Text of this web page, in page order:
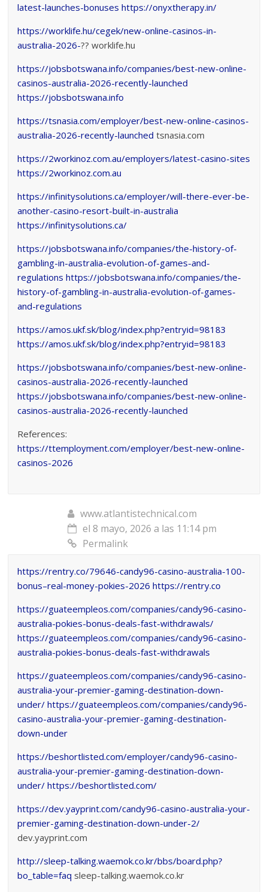
latest-launches-bonuses https://onyxtherapy.in/
https://worklife.hu/cegek/new-online-casinos-in-
australia-2026-?? worklife.hu
https://jobsbotswana.info/companies/best-new-online-
casinos-australia-2026-recently-launched
https://jobsbotswana.info
https://tsnasia.com/employer/best-new-online-casinos-
australia-2026-recently-launched tsnasia.com
https://2workinoz.com.au/employers/latest-casino-sites
https://2workinoz.com.au
https://infinitysolutions.ca/employer/will-there-ever-be-
another-casino-resort-built-in-australia
https://infinitysolutions.ca/
https://jobsbotswana.info/companies/the-history-of-
gambling-in-australia-evolution-of-games-and-
regulations https://jobsbotswana.info/companies/the-
history-of-gambling-in-australia-evolution-of-games-
and-regulations
https://amos.ukf.sk/blog/index.php?entryid=98183
https://amos.ukf.sk/blog/index.php?entryid=98183
https://jobsbotswana.info/companies/best-new-online-
casinos-australia-2026-recently-launched
https://jobsbotswana.info/companies/best-new-online-
casinos-australia-2026-recently-launched
References:
https://ttemployment.com/employer/best-new-online-
casinos-2026
www.atlantistechnical.com
el 8 mayo, 2026 a las 11:14 pm
Permalink
https://rentry.co/79646-candy96-casino-australia-100-
bonus–real-money-pokies-2026 https://rentry.co
https://guateempleos.com/companies/candy96-casino-
australia-pokies-bonus-deals-fast-withdrawals/
https://guateempleos.com/companies/candy96-casino-
australia-pokies-bonus-deals-fast-withdrawals
https://guateempleos.com/companies/candy96-casino-
australia-your-premier-gaming-destination-down-
under/ https://guateempleos.com/companies/candy96-
casino-australia-your-premier-gaming-destination-
down-under
https://beshortlisted.com/employer/candy96-casino-
australia-your-premier-gaming-destination-down-
under/ https://beshortlisted.com/
https://dev.yayprint.com/candy96-casino-australia-your-
premier-gaming-destination-down-under-2/
dev.yayprint.com
http://sleep-talking.waemok.co.kr/bbs/board.php?
bo_table=faq sleep-talking.waemok.co.kr